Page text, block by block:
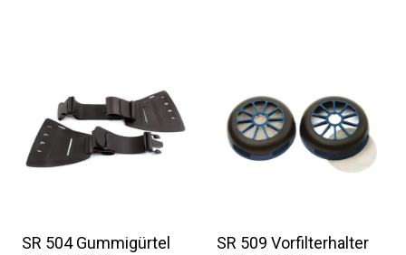
SR 504 Gummigürtel SR 509 Vorfilterhalter